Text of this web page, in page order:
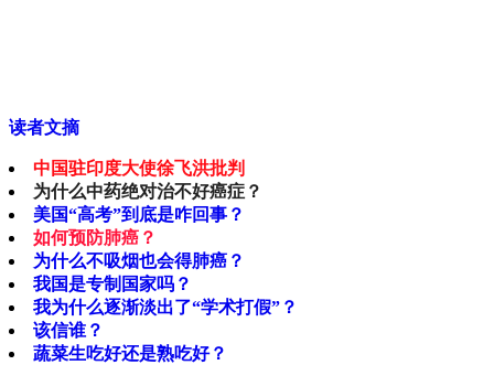
读者文摘
中国驻印度大使徐飞洪批判
为什么中药绝对治不好癌症？
美国“高考”到底是咋回事？
如何预防肺癌？
为什么不吸烟也会得肺癌？
我国是专制国家吗？
我为什么逐渐淡出了“学术打假”？
该信谁？
蔬菜生吃好还是熟吃好？